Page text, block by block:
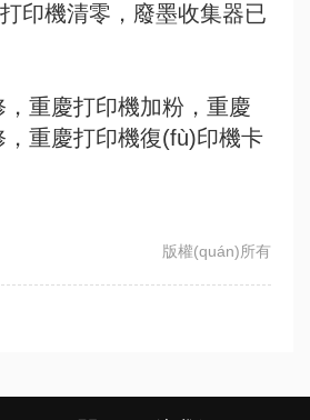
印機清零，廢墨收集器已
重慶打印機加粉，重慶
重慶打印機復(fù)印機卡
版權(quán)所有